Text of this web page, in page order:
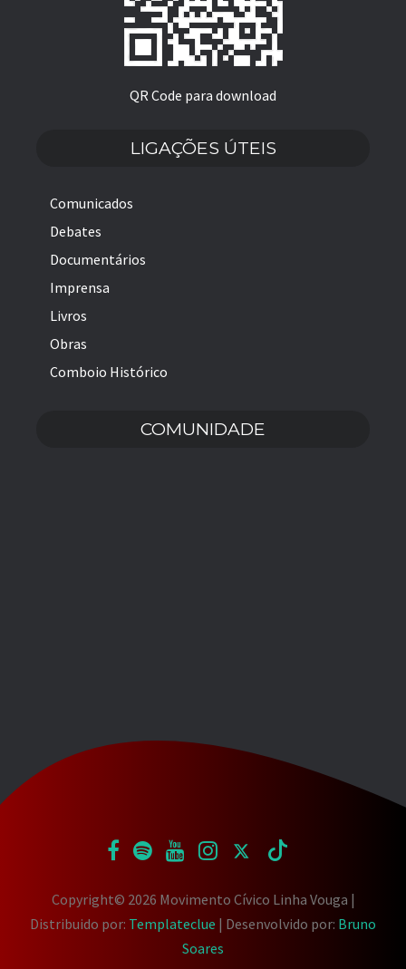
QR Code para download
LIGAÇÕES ÚTEIS
Comunicados
Debates
Documentários
Imprensa
Livros
Obras
Comboio Histórico
COMUNIDADE
Copyright© 2026 Movimento Cívico Linha Vouga |
Distribuido por: Templateclue | Desenvolvido por: Bruno
Soares